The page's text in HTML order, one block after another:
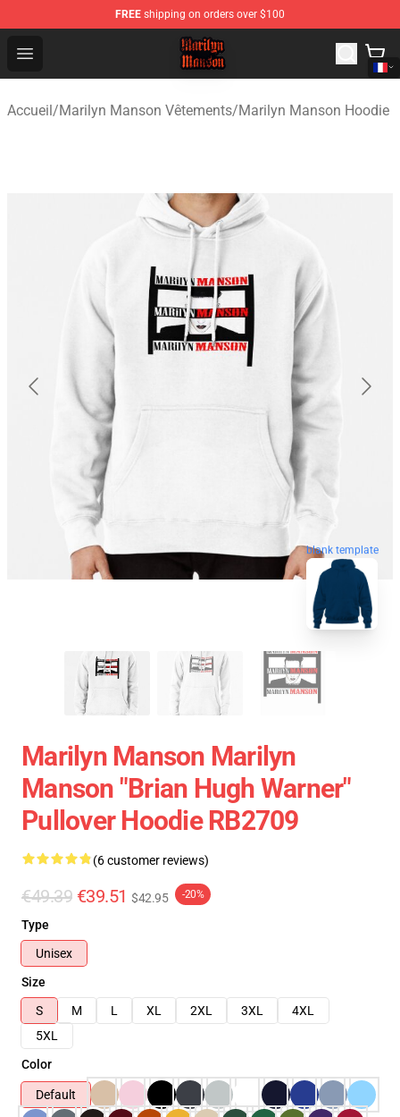
FREE shipping on orders over $100
Open menu
Marilyn Manson Shop - Official Marilyn Manson
Accueil/Marilyn Manson Vêtements/Marilyn Manson Hoodie
blank template
Marilyn Manson Marilyn
Manson "Brian Hugh Warner"
Pullover Hoodie RB2709
(6 customer reviews)
€49.39 €39.51 $42.95 -20%
Type
Unisex
Size
S
M L XL 2XL 3XL
4XL
5XL
Color
Default